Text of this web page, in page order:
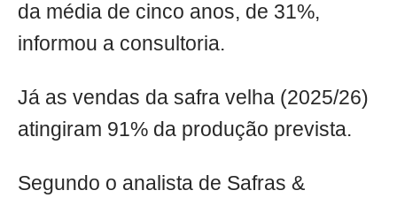
da média de cinco anos, de 31%,
informou a consultoria.
Já as vendas da safra velha (2025/26)
atingiram 91% da produção prevista.
Segundo o analista de Safras &